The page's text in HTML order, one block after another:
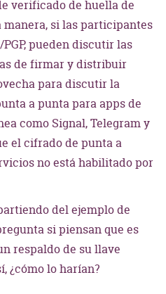
verificado de huella de
manera, si las participantes
pueden discutir las
de firmar y distribuir
para discutir la
a punta para apps de
como Signal, Telegram y
el cifrado de punta a
no está habilitado por
del ejemplo de
si piensan que es
respaldo de su llave
¿cómo lo harían?